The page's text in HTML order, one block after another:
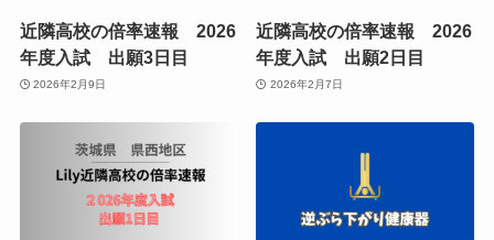
近隣高校の倍率速報 2026
年度入試 出願3日目
2026年2月9日
近隣高校の倍率速報 2026
年度入試 出願2日目
2026年2月7日